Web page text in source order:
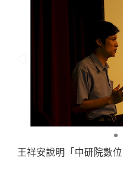
王祥安說明「中研院數